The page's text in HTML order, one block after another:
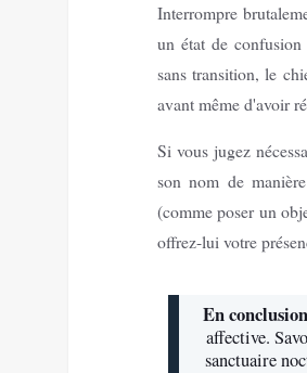
Interrompre
un état de confusion
sans transition, le
avant même d'avoir
Si vous jugez
son nom de
(comme poser un
offrez-lui votre
En
affective.
sanctuaire